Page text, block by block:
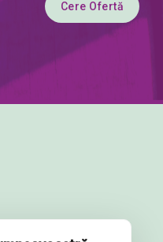
Cere Ofertă